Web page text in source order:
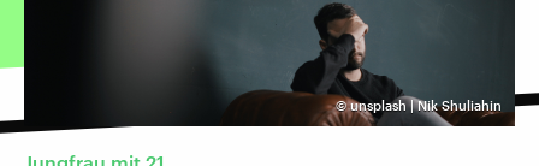
©unsplash | Nik Shuliahin